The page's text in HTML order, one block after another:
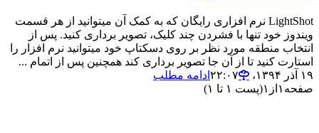
LightShot نرم افزاری رایگان که به کمک آن میتوانید از هر قسمت
ویندوز خود تنها با فشردن چند کلیک، تصویر برداری کنید. پس از
انتخاب منطقه مورد نظر بر روی دسکتاپ خود میتوانید نرم افزار را
استارت کنید تا از آن جا تصویر برداری کند همچنین پس از اتمام ...
۱۹ آذر ۱۳۹۴،‏ ۲۲:۰۷
ادامه مطلب
صفحه ۱ از ۱(پست ۱ تا ۱)